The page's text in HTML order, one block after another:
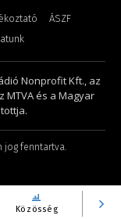
Közösség
ÁSZF
Nonprofit Kft., az
MTVA és a Magyar
jog fenntartva.